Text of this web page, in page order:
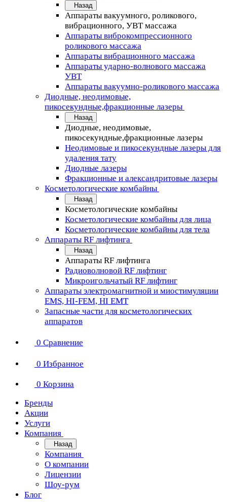
Назад
Аппараты вакуумного, роликового,
вибрационного, УВТ массажа
Аппараты виброкомпрессионного
роликового массажа
Аппараты вибрационного массажа
Аппараты ударно-волнового массажа
УВТ
Аппараты вакуумно-роликового массажа
Диодные, неодимовые,
пикосекундные,фракционные лазеры
Назад
Диодные, неодимовые,
пикосекундные,фракционные лазеры
Неодимовые и пикосекундные лазеры для
удаления тату
Диодные лазеры
Фракционные и александритовые лазеры
Косметологические комбайны
Назад
Косметологические комбайны
Косметологические комбайны для лица
Косметологические комбайны для тела
Аппараты RF лифтинга
Назад
Аппараты RF лифтинга
Радиоволновой RF лифтинг
Микроигольчатый RF лифтинг
Аппараты электромагнитной и миостимуляции
EMS, HI-FEM, HI EMT
Запасные части для косметологических
аппаратов
0 Сравнение
0 Избранное
0 Корзина
Бренды
Акции
Услуги
Компания
Назад
Компания
О компании
Лицензии
Шоу-рум
Блог